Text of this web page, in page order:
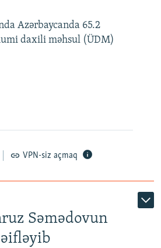
360p 480p
360p
480p
Azərbaycanda 65.2
daxili məhsul (ÜDM)
VPN-siz açmaq
Səmədovun